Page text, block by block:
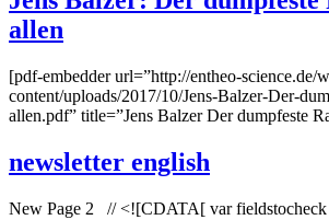
allen
[pdf-embedder url=”http://entheo-science.de/
content/uploads/2017/10/Jens-Balzer-Der-
allen.pdf” title=”Jens Balzer Der dumpfeste
newsletter english
New Page 2 // <![CDATA[ var